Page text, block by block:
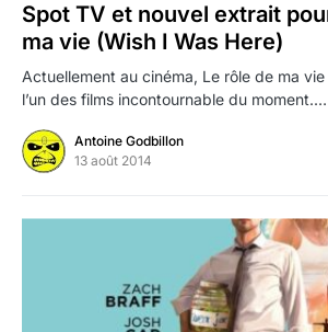
Spot TV et nouvel extrait
ma vie (Wish I Was Here)
Actuellement au cinéma, Le rôle de ma
l’un des films incontournable du moment.…
Antoine Godbillon
13 août 2014